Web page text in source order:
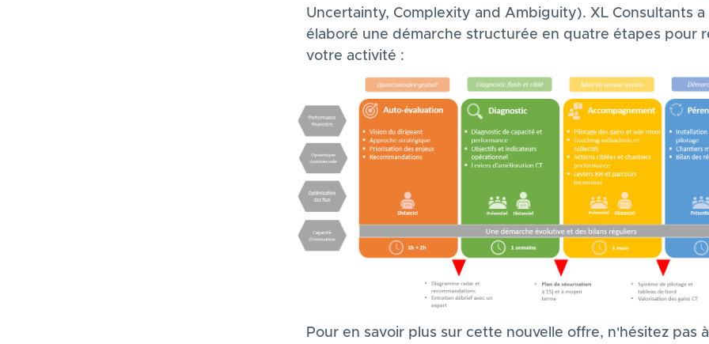
Uncertainty, Complexity and Ambiguity). XL Consultants a
élaboré une démarche structurée en quatre étapes pour
votre activité :
Pour en savoir plus sur cette nouvelle offre, n'hésitez pas